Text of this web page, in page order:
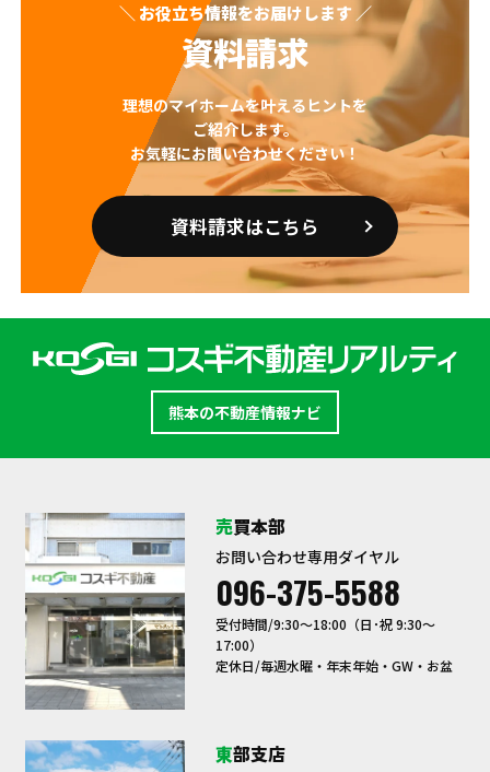
＼ お役立ち情報をお届けします ／
資料請求
理想のマイホームを叶えるヒントを
ご紹介します。
お気軽にお問い合わせください！
資料請求はこちら
熊本の不動産情報ナビ
売買本部
お問い合わせ専用ダイヤル
096-375-5588
受付時間/9:30〜18:00（日･祝 9:30～
17:00）
定休日/毎週水曜・年末年始・GW・お盆
東部支店